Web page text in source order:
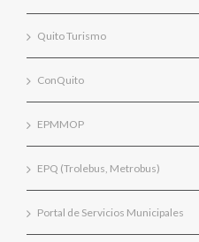
Quito Turismo
ConQuito
EPMMOP
EPQ (Trolebus, Metrobus)
Portal de Servicios Municipales